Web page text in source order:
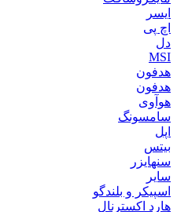
ایسر
اچ پی
دل
MSI
هدفون
هدفون
هوآوی
سامسونگ
اپل
بیتس
سنهایزر
سایر
اسپیکر و بلندگو
هارد اکسترنال